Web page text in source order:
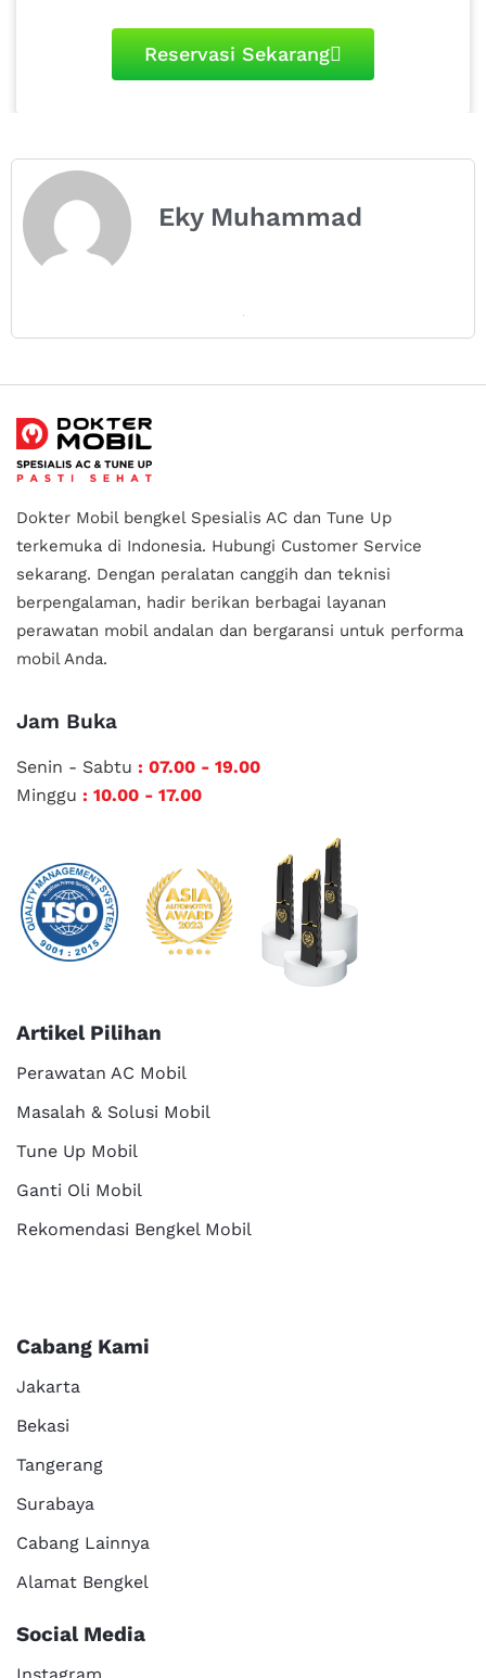
Reservasi Sekarang
Eky Muhammad
Dokter Mobil bengkel Spesialis AC dan Tune Up
terkemuka di Indonesia. Hubungi Customer Service
sekarang. Dengan peralatan canggih dan teknisi
berpengalaman, hadir berikan berbagai layanan
perawatan mobil andalan dan bergaransi untuk performa
mobil Anda.
Jam Buka
Senin - Sabtu : 07.00 - 19.00
Minggu : 10.00 - 17.00
Artikel Pilihan
Perawatan AC Mobil
Masalah & Solusi Mobil
Tune Up Mobil
Ganti Oli Mobil
Rekomendasi Bengkel Mobil
Cabang Kami
Jakarta
Bekasi
Tangerang
Surabaya
Cabang Lainnya
Alamat Bengkel
Social Media